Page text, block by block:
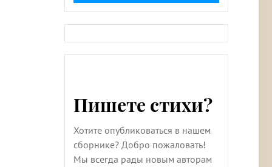
Пишете стихи?
Хотите опубликоваться в нашем
сборнике? Добро пожаловать!
Мы всегда рады новым авторам